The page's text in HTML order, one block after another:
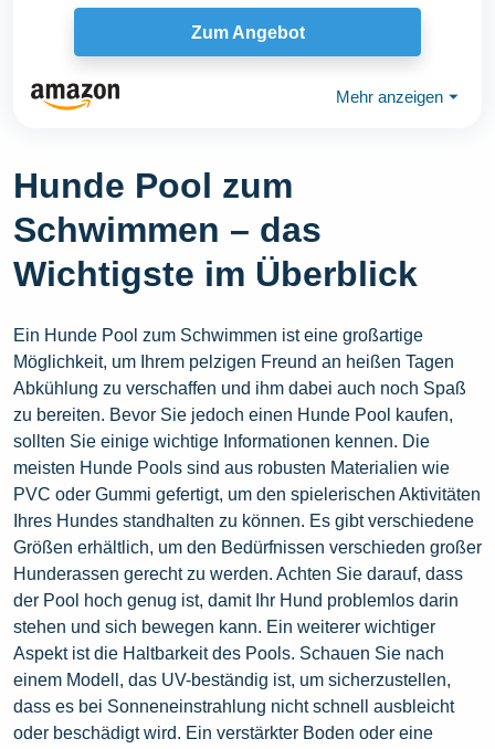
kleine Hunde...
Zum Angebot
Mehr anzeigen ⏷
Hunde Pool zum
Schwimmen – das
Wichtigste im Überblick
Ein Hunde Pool zum Schwimmen ist eine großartige
Möglichkeit, um Ihrem pelzigen Freund an heißen Tagen
Abkühlung zu verschaffen und ihm dabei auch noch Spaß
zu bereiten. Bevor Sie jedoch einen Hunde Pool kaufen,
sollten Sie einige wichtige Informationen kennen. Die
meisten Hunde Pools sind aus robusten Materialien wie
PVC oder Gummi gefertigt, um den spielerischen Aktivitäten
Ihres Hundes standhalten zu können. Es gibt verschiedene
Größen erhältlich, um den Bedürfnissen verschieden großer
Hunderassen gerecht zu werden. Achten Sie darauf, dass
der Pool hoch genug ist, damit Ihr Hund problemlos darin
stehen und sich bewegen kann. Ein weiterer wichtiger
Aspekt ist die Haltbarkeit des Pools. Schauen Sie nach
einem Modell, das UV-beständig ist, um sicherzustellen,
dass es bei Sonneneinstrahlung nicht schnell ausbleicht
oder beschädigt wird. Ein verstärkter Boden oder eine